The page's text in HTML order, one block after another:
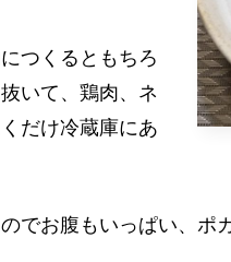
つくるともちろ
いて、鶏肉、ネ
だけ冷蔵庫にあ
でお腹もいっぱい、ポ